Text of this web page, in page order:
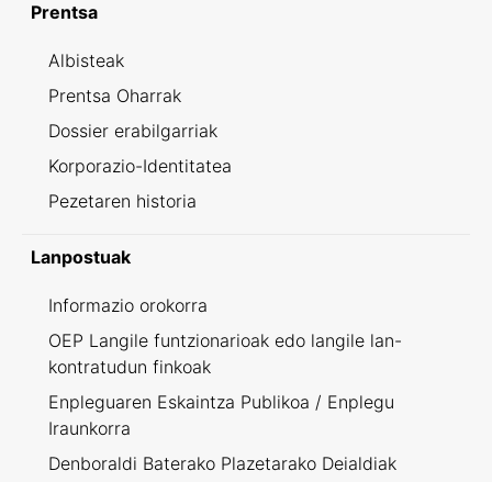
Prentsa
Albisteak
Prentsa Oharrak
Dossier erabilgarriak
Korporazio-Identitatea
Pezetaren historia
Lanpostuak
Informazio orokorra
OEP Langile funtzionarioak edo langile lan-
kontratudun finkoak
Enpleguaren Eskaintza Publikoa / Enplegu
Iraunkorra
Denboraldi Baterako Plazetarako Deialdiak